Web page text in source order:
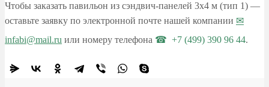
Чтобы заказать павильон из сэндвич-панелей 3х4 м (тип 1) —
оставьте заявку по электронной почте нашей компании
infabi@mail.ru или номеру телефона +7 (499) 390 96 44.